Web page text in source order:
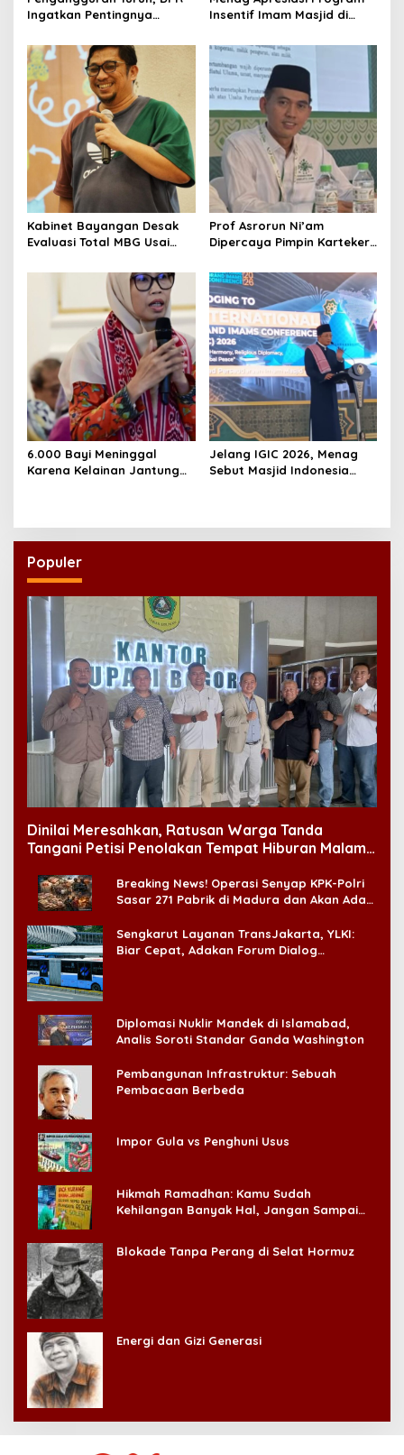
Ingatkan Pentingnya
yang Layak
Insentif Imam Masjid di
Model Nasional
Kabinet Bayangan Desak
Evaluasi Total MBG Usai
Massal
Prof Asrorun Ni’am
Dipercaya Pimpin Karteker
Regenerasi Kepemimpinan
NU
6.000 Bayi Meninggal
Karena Kelainan Jantung
Jelang IGIC 2026, Menag
Sebut Masjid Indonesia
Populer
Dinilai Meresahkan, Ratusan Warga Tanda
Tangani Petisi Penolakan Tempat Hiburan Malam
Breaking News! Operasi Senyap KPK-Polri
Sasar 271 Pabrik di Madura dan Akan Ada
Sengkarut Layanan TransJakarta, YLKI:
Biar Cepat, Adakan Forum Dialog
Diplomasi Nuklir Mandek di Islamabad,
Analis Soroti Standar Ganda Washington
Pembangunan Infrastruktur: Sebuah
Pembacaan Berbeda
Impor Gula vs Penghuni Usus
Hikmah Ramadhan: Kamu Sudah
Kehilangan Banyak Hal, Jangan Sampai
Blokade Tanpa Perang di Selat Hormuz
Energi dan Gizi Generasi